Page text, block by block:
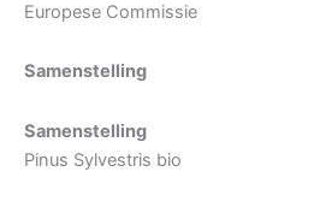
Europese Commissie
Samenstelling
Samenstelling
Pinus Sylvestris bio